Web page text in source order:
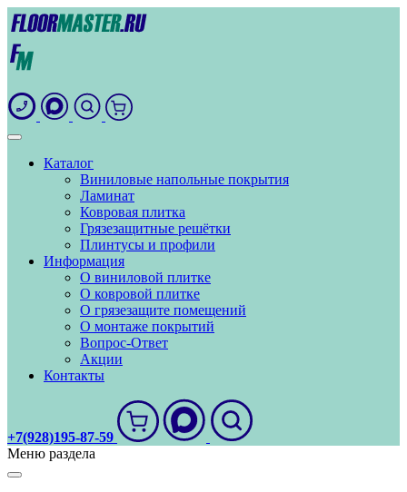
Каталог
Виниловые напольные покрытия
Ламинат
Ковровая плитка
Грязезащитные решётки
Плинтусы и профили
Информация
О виниловой плитке
О ковровой плитке
О грязезащите помещений
О монтаже покрытий
Вопрос-Ответ
Акции
Контакты
+7(928)195-87-59
Меню раздела